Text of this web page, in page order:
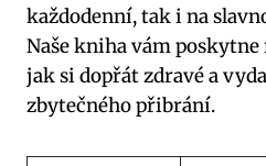
každodenní, tak i na
Naše kniha vám
jak si dopřát zdravé a
zbytečného přibrání.